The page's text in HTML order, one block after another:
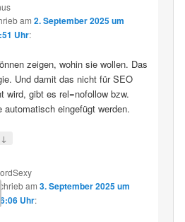
am2. September 2025 um
Uhr:
zeigen, wohin sie wollen. Das
Und damit das nicht für SEO
wird, gibt es rel=nofollow bzw.
automatisch eingefügt werden.
↓
schriebam 3. September 2025 um
Uhr: